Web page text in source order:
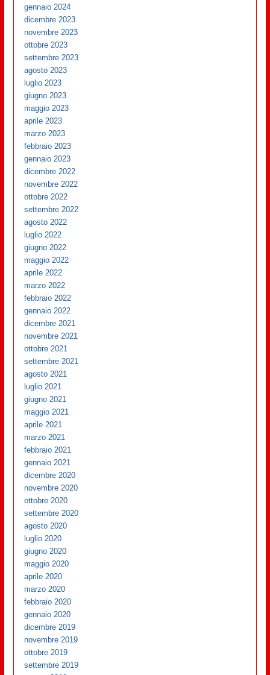
gennaio 2024
dicembre 2023
novembre 2023
ottobre 2023
settembre 2023
agosto 2023
luglio 2023
giugno 2023
maggio 2023
aprile 2023
marzo 2023
febbraio 2023
gennaio 2023
dicembre 2022
novembre 2022
ottobre 2022
settembre 2022
agosto 2022
luglio 2022
giugno 2022
maggio 2022
aprile 2022
marzo 2022
febbraio 2022
gennaio 2022
dicembre 2021
novembre 2021
ottobre 2021
settembre 2021
agosto 2021
luglio 2021
giugno 2021
maggio 2021
aprile 2021
marzo 2021
febbraio 2021
gennaio 2021
dicembre 2020
novembre 2020
ottobre 2020
settembre 2020
agosto 2020
luglio 2020
giugno 2020
maggio 2020
aprile 2020
marzo 2020
febbraio 2020
gennaio 2020
dicembre 2019
novembre 2019
ottobre 2019
settembre 2019